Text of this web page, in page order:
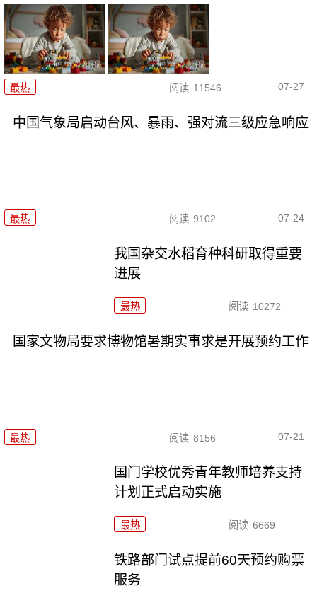
最热 阅读 11546 07-27
中国气象局启动台风、暴雨、强对流三级应急响应
最热 阅读 9102 07-24
我国杂交水稻育种科研取得重要
进展
最热 阅读 10272
国家文物局要求博物馆暑期实事求是开展预约工作
最热 阅读 8156 07-21
国门学校优秀青年教师培养支持
计划正式启动实施
最热 阅读 6669
铁路部门试点提前60天预约购票
服务